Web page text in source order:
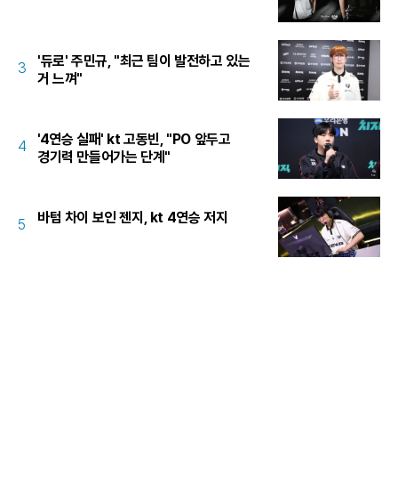
3
'듀로' 주민규, "최근 팀이 발전하고 있는
거 느껴"
4
'4연승 실패' kt 고동빈, "PO 앞두고
경기력 만들어가는 단계"
5 바텀 차이 보인 젠지, kt 4연승 저지